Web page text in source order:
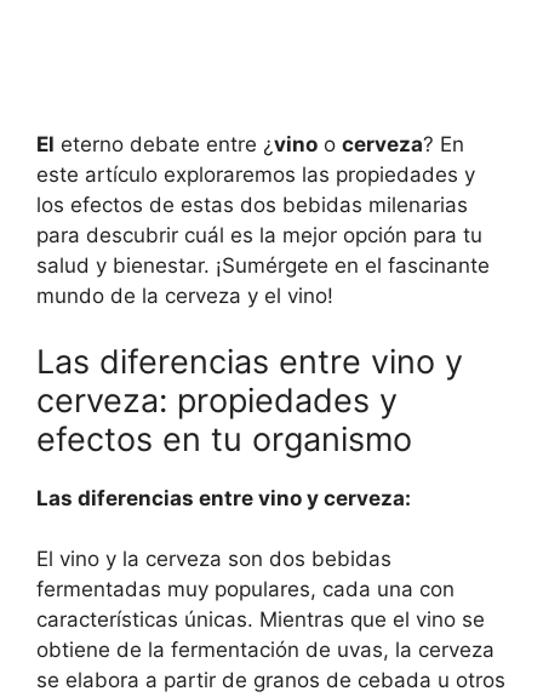
El eterno debate entre ¿vino o cerveza? En
este artículo exploraremos las propiedades y
los efectos de estas dos bebidas milenarias
para descubrir cuál es la mejor opción para tu
salud y bienestar. ¡Sumérgete en el fascinante
mundo de la cerveza y el vino!
Las diferencias entre vino y
cerveza: propiedades y
efectos en tu organismo
Las diferencias entre vino y cerveza:
El vino y la cerveza son dos bebidas
fermentadas muy populares, cada una con
características únicas. Mientras que el vino se
obtiene de la fermentación de uvas, la cerveza
se elabora a partir de granos de cebada u otros